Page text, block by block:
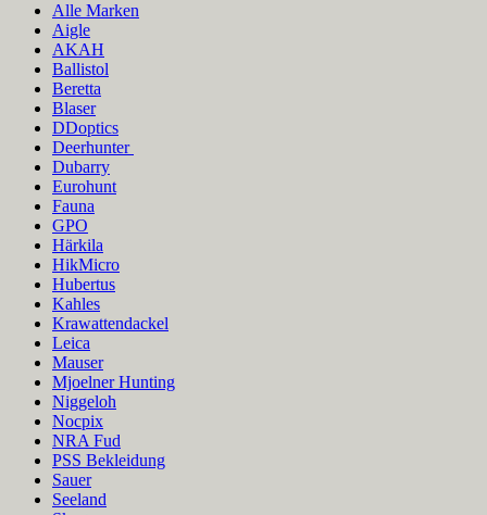
Alle Marken
Aigle
AKAH
Ballistol
Beretta
Blaser
DDoptics
Deerhunter
Dubarry
Eurohunt
Fauna
GPO
Härkila
HikMicro
Hubertus
Kahles
Krawattendackel
Leica
Mauser
Mjoelner Hunting
Niggeloh
Nocpix
NRA Fud
PSS Bekleidung
Sauer
Seeland